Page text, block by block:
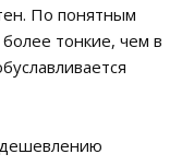
По понятным
тонкие, чем в